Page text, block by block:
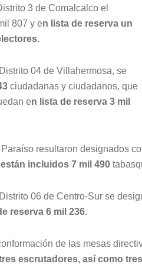
3 de Comalcalco el
807 y en lista de reserva un
04 de Villahermosa, se
ciudadanas y ciudadanos, que
en lista de reserva 3 mil
resultaron designados
incluidos 7 mil 490
06 de Centro-Sur se
reserva 6 mil 236.
de las mesas
escrutadores, así como